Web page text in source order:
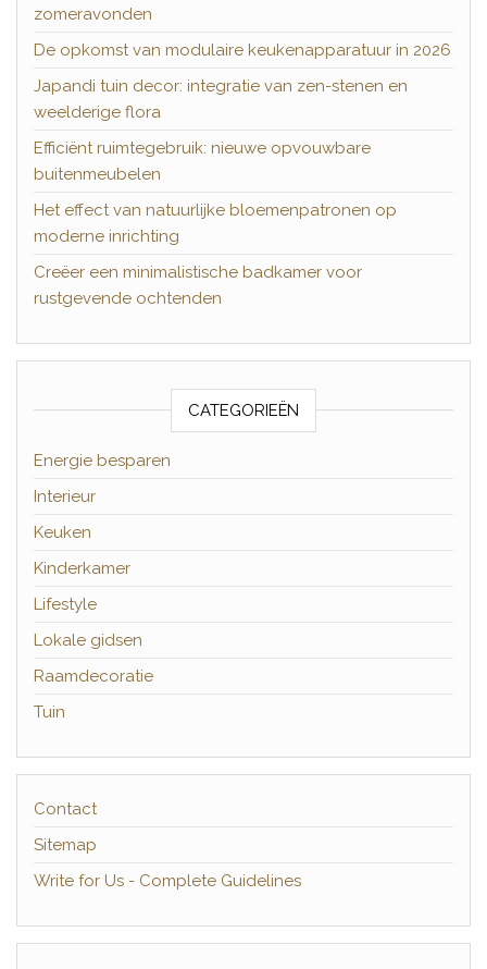
zomeravonden
De opkomst van modulaire keukenapparatuur in 2026
Japandi tuin decor: integratie van zen-stenen en
weelderige flora
Efficiënt ruimtegebruik: nieuwe opvouwbare
buitenmeubelen
Het effect van natuurlijke bloemenpatronen op
moderne inrichting
Creëer een minimalistische badkamer voor
rustgevende ochtenden
CATEGORIEËN
Energie besparen
Interieur
Keuken
Kinderkamer
Lifestyle
Lokale gidsen
Raamdecoratie
Tuin
Contact
Sitemap
Write for Us - Complete Guidelines